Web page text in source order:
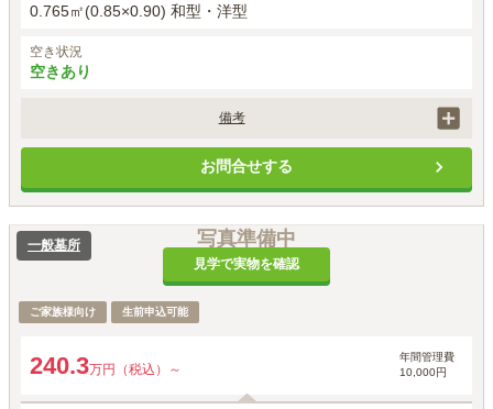
0.765㎡(0.85×0.90) 和型・洋型
空き状況
空きあり
備考
墓石工事代には、基本彫刻料（家名・家紋等）が含まれます。
お問合せする
写真準備中
見学で実物を確認
一般墓所
ご家族様向け 生前申込可能
240.3万円（税込）～
年間管理費
10,000円